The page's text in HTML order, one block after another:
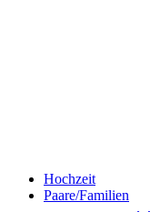
Hochzeit
Paare/Familien